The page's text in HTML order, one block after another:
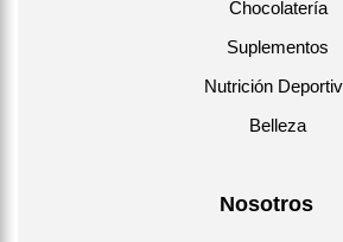
Chocolatería
Suplementos
Nutrición
Belleza
Nosotros